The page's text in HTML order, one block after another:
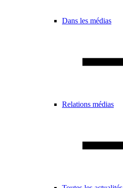
Dans les médias
Relations médias